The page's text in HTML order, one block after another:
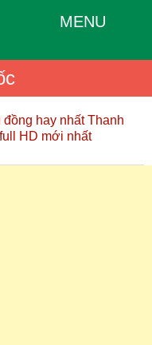
MENU
đồng hay nhất Thanh
HD mới nhất